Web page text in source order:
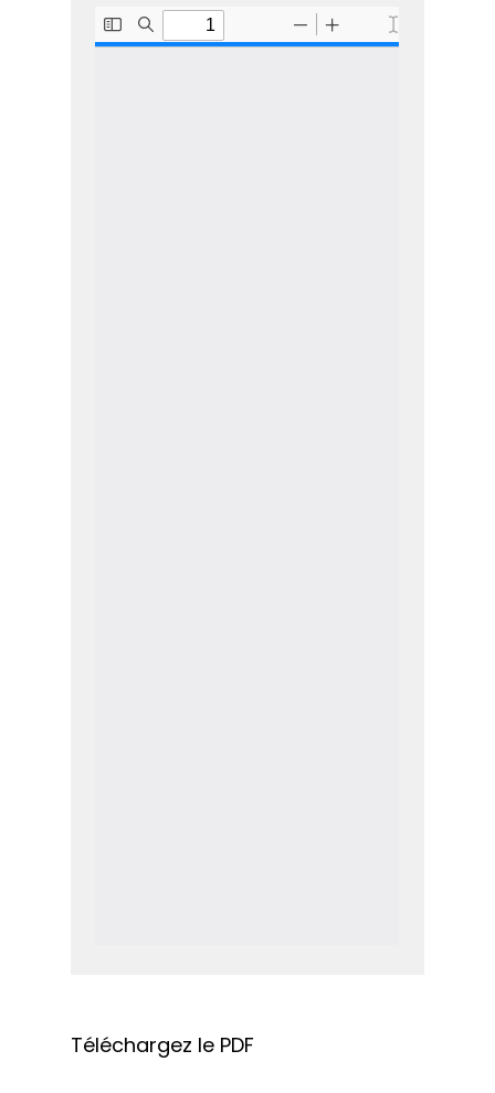
Téléchargez le PDF